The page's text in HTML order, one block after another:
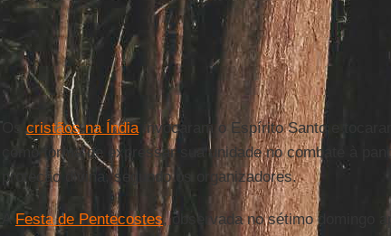
Os cristãos na Índiainvocaram o Espírito Santo e
como forma de expressar sua unidade no combate à
proteção divina, segundo os organizadores.
Festa de Pentecostes, observada no sétimo domingo